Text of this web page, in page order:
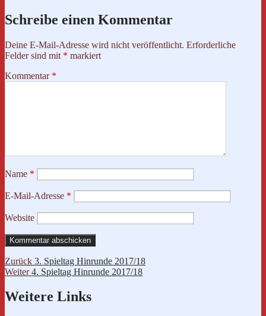
Schreibe einen Kommentar
Deine E-Mail-Adresse wird nicht veröffentlicht. Erforderliche
Felder sind mit * markiert
Kommentar *
Name *
E-Mail-Adresse *
Website
Beitragsnavigation
Zurück Vorheriger
Beitrag:
3. Spieltag Hinrunde 2017/18
Weiter Nächster
4. Spieltag Hinrunde 2017/18
Weitere Links